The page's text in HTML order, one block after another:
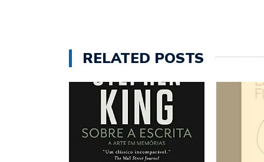
RELATED POSTS